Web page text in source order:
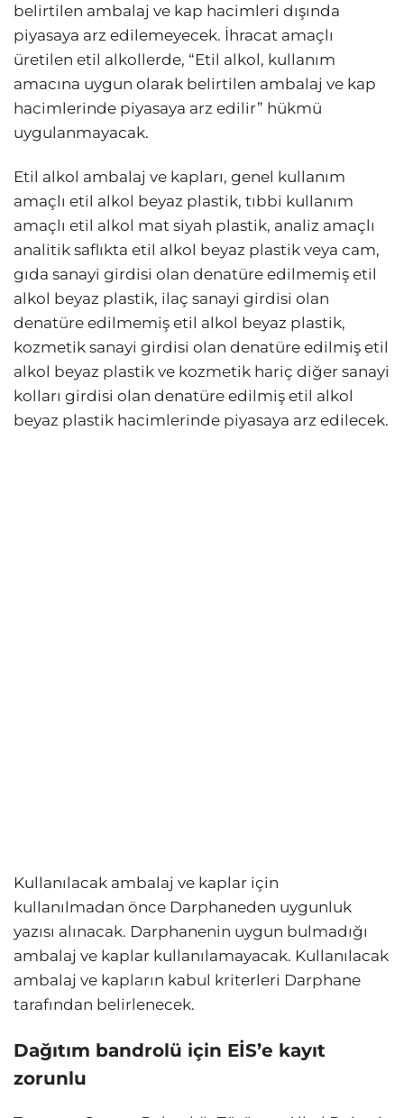
belirtilen ambalaj ve kap hacimleri dışında
piyasaya arz edilemeyecek. İhracat amaçlı
üretilen etil alkollerde, “Etil alkol, kullanım
amacına uygun olarak belirtilen ambalaj ve kap
hacimlerinde piyasaya arz edilir” hükmü
uygulanmayacak.
Etil alkol ambalaj ve kapları, genel kullanım
amaçlı etil alkol beyaz plastik, tıbbi kullanım
amaçlı etil alkol mat siyah plastik, analiz amaçlı
analitik saflıkta etil alkol beyaz plastik veya cam,
gıda sanayi girdisi olan denatüre edilmemiş etil
alkol beyaz plastik, ilaç sanayi girdisi olan
denatüre edilmemiş etil alkol beyaz plastik,
kozmetik sanayi girdisi olan denatüre edilmiş etil
alkol beyaz plastik ve kozmetik hariç diğer sanayi
kolları girdisi olan denatüre edilmiş etil alkol
beyaz plastik hacimlerinde piyasaya arz edilecek.
Kullanılacak ambalaj ve kaplar için
kullanılmadan önce Darphaneden uygunluk
yazısı alınacak. Darphanenin uygun bulmadığı
ambalaj ve kaplar kullanılamayacak. Kullanılacak
ambalaj ve kapların kabul kriterleri Darphane
tarafından belirlenecek.
Dağıtım bandrolü için EİS’e kayıt
zorunlu